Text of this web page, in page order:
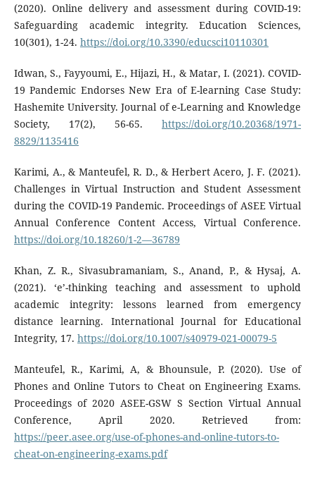
(2020). Online delivery and assessment during COVID-19:
Safeguarding academic integrity. Education Sciences,
10(301), 1-24. https://doi.org/10.3390/educsci10110301
Idwan, S., Fayyoumi, E., Hijazi, H., & Matar, I. (2021). COVID-
19 Pandemic Endorses New Era of E-learning Case Study:
Hashemite University. Journal of e-Learning and Knowledge
Society, 17(2), 56-65.https://doi.org/10.20368/1971-
8829/1135416
Karimi, A., & Manteufel, R. D., & Herbert Acero, J. F. (2021).
Challenges in Virtual Instruction and Student Assessment
during the COVID-19 Pandemic. Proceedings of ASEE Virtual
Annual Conference Content Access, Virtual Conference.
https://doi.org/10.18260/1-2—36789
Khan, Z. R., Sivasubramaniam, S., Anand, P., & Hysaj, A.
(2021). ‘e’-thinking teaching and assessment to uphold
academic integrity: lessons learned from emergency
distance learning. International Journal for Educational
Integrity, 17. https://doi.org/10.1007/s40979-021-00079-5
Manteufel, R., Karimi, A, & Bhounsule, P. (2020). Use of
Phones and Online Tutors to Cheat on Engineering Exams.
Proceedings of 2020 ASEE-GSW S Section Virtual Annual
Conference, April 2020. Retrieved from:
https://peer.asee.org/use-of-phones-and-online-tutors-to-
cheat-on-engineering-exams.pdf